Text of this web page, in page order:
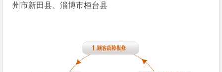
州市新田县、淄博市桓台县